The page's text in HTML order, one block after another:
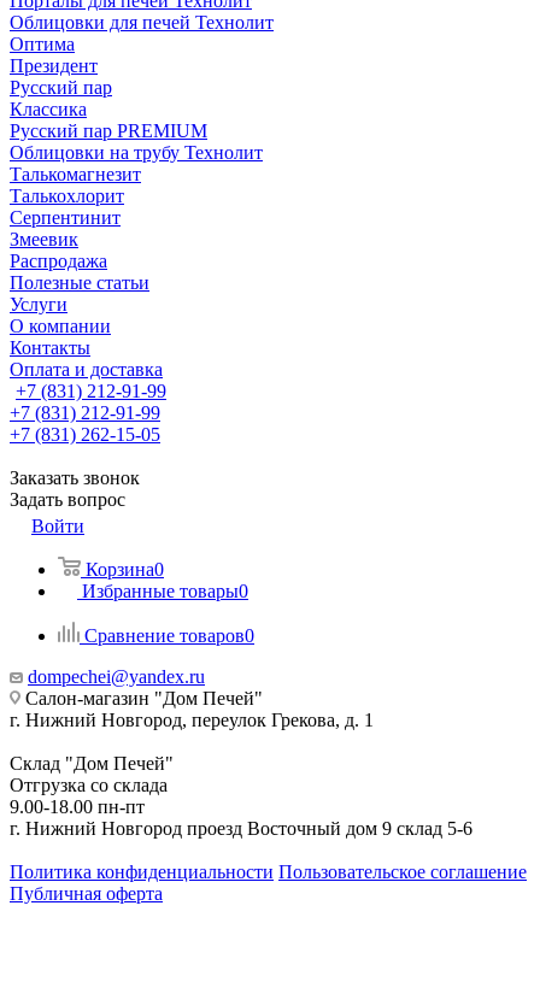
Облицовки для печей Технолит
Оптима
Президент
Русский пар
Классика
Русский пар PREMIUM
Облицовки на трубу Технолит
Талькомагнезит
Талькохлорит
Серпентинит
Змеевик
Распродажа
Полезные статьи
Услуги
О компании
Контакты
Оплата и доставка
+7 (831) 212-91-99
+7 (831) 212-91-99
+7 (831) 262-15-05
Заказать звонок
Задать вопрос
Войти
Корзина0
Избранные товары0
Сравнение товаров0
dompechei@yandex.ru
Салон-магазин "Дом Печей"
г. Нижний Новгород, переулок Грекова, д. 1
Склад "Дом Печей"
Отгрузка со склада
9.00-18.00 пн-пт
г. Нижний Новгород проезд Восточный дом 9 склад 5-6
Политика конфиденциальности Пользовательское соглашение
Публичная оферта